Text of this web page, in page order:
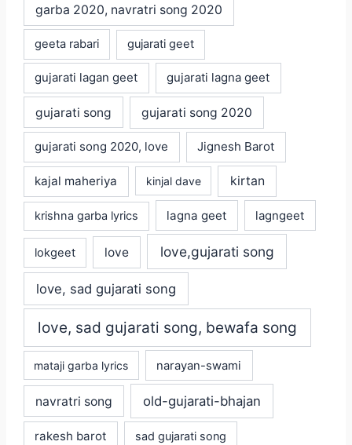
garba 2020, navratri song 2020
geeta rabari gujarati geet
gujarati lagan geet gujarati lagna geet
gujarati song gujarati song 2020
gujarati song 2020, love Jignesh Barot
kajal maheriya kinjal dave kirtan
krishna garba lyrics lagna geet lagngeet
lokgeet love love,gujarati song
love, sad gujarati song
love, sad gujarati song, bewafa song
mataji garba lyrics narayan-swami
navratri song old-gujarati-bhajan
rakesh barot sad gujarati song